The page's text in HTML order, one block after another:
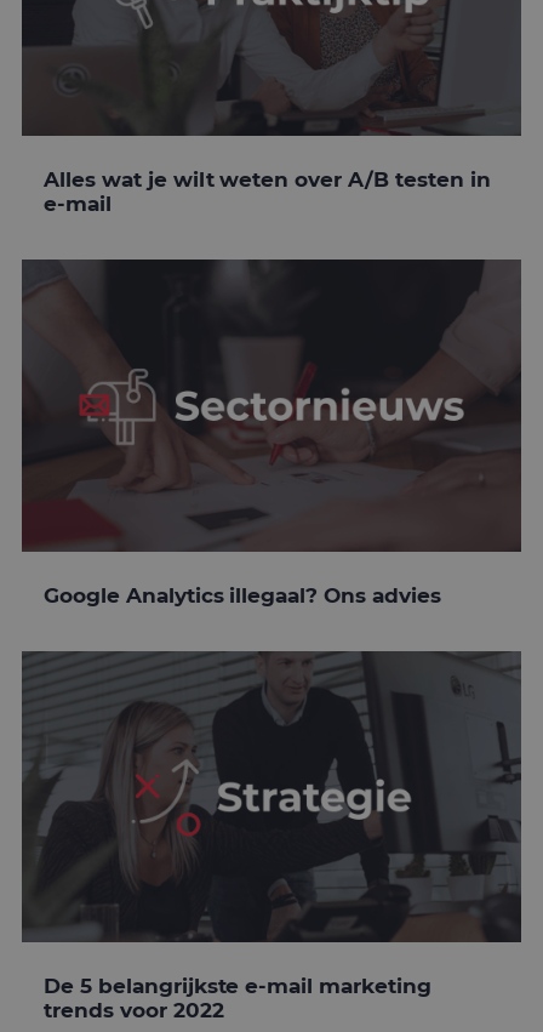
Alles wat je wilt weten over A/B testen in
e-mail
Google Analytics illegaal? Ons advies
De 5 belangrijkste e-mail marketing
trends voor 2022